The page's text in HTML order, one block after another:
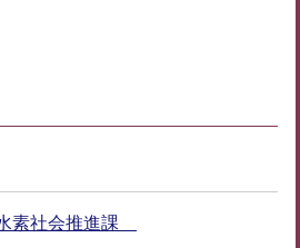
素社会推進課